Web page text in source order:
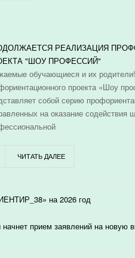
РЕАЛИЗАЦИЯ
"ШОУ ПРОФЕССИЙ"
обучающиеся и их
проекта «Шоу
собой серию
на оказание содействия
ЧИТАТЬ ДАЛЕЕ
на 2026 год
прием заявлений на новую